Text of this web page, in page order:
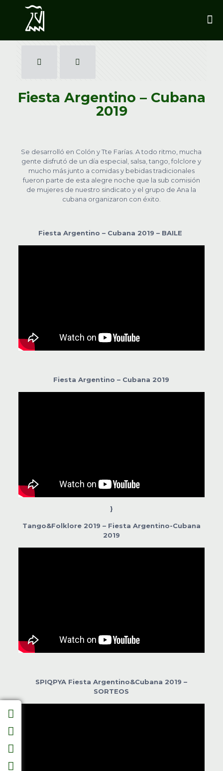
Fiesta Argentino – Cubana
2019
Se desarrolló en Colón y Tte Farías. A todo ritmo, mucha
gente disfrutó de un día especial, salsa, tango, folclore y
mucho más junto a comidas y bebidas tradicionales
fueron parte de esta alegre noche que la sub comisión
de mujeres de nuestro sindicato y el grupo de Ana la
cubana organizaron con éxito.
Fiesta Argentino – Cubana 2019 – BAILE
Fiesta Argentino – Cubana 2019
}
Tango&Folklore 2019 – Fiesta Argentino-Cubana
2019
SPIQPYA Fiesta Argentino&Cubana 2019 –
SORTEOS